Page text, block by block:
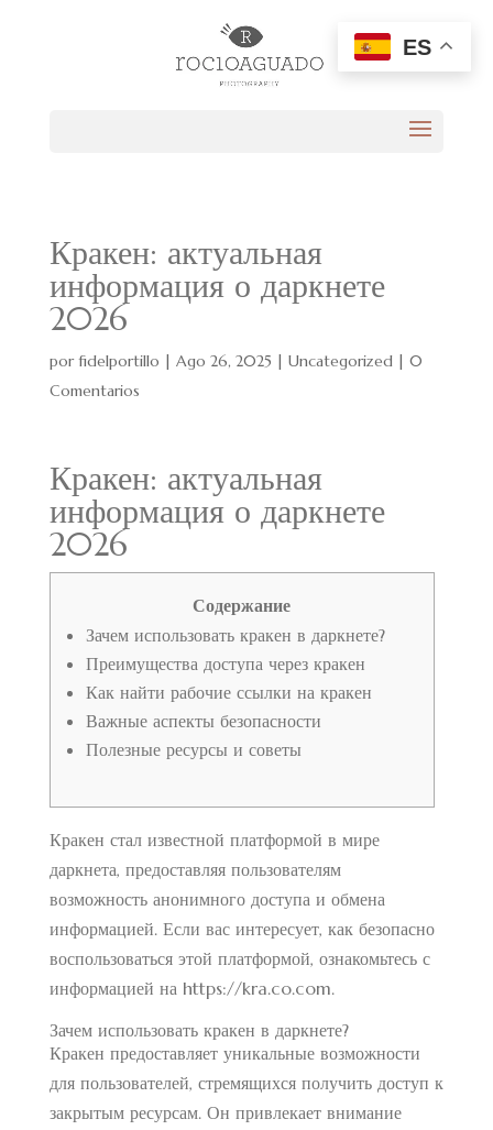
Кракен: актуальная
информация о даркнете
2026
porfidelportillo | Ago 26, 2025 | Uncategorized| 0
Comentarios
Кракен: актуальная
информация о даркнете
2026
Содержание
Зачем использовать кракен в даркнете?
Преимущества доступа через кракен
Как найти рабочие ссылки на кракен
Важные аспекты безопасности
Полезные ресурсы и советы
Кракен стал известной платформой в мире
даркнета, предоставляя пользователям
возможность анонимного доступа и обмена
информацией. Если вас интересует, как безопасно
воспользоваться этой платформой, ознакомьтесь с
информацией на https://kra.co.com.
Зачем использовать кракен в даркнете?
Кракен предоставляет уникальные возможности
для пользователей, стремящихся получить доступ к
закрытым ресурсам. Он привлекает внимание
ES